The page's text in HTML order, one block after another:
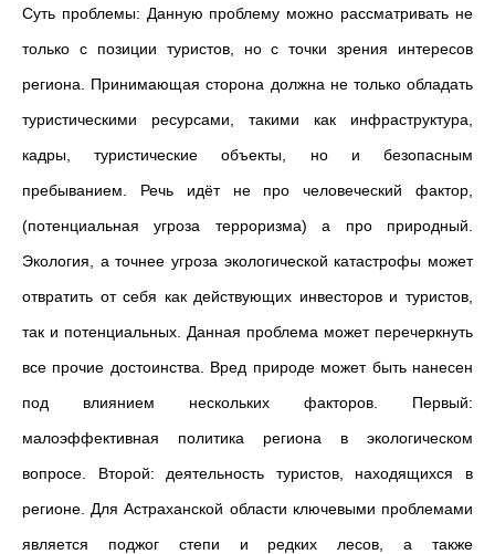
Суть проблемы: Данную проблему можно рассматривать не
только с позиции туристов, но с точки зрения интересов
региона. Принимающая сторона должна не только обладать
туристическими ресурсами, такими как инфраструктура,
кадры, туристические объекты, но и безопасным
пребыванием. Речь идёт не про человеческий фактор,
(потенциальная угроза терроризма) а про природный.
Экология, а точнее угроза экологической катастрофы может
отвратить от себя как действующих инвесторов и туристов,
так и потенциальных. Данная проблема может перечеркнуть
все прочие достоинства. Вред природе может быть нанесен
под влиянием нескольких факторов. Первый:
малоэффективная политика региона в экологическом
вопросе. Второй: деятельность туристов, находящихся в
регионе. Для Астраханской области ключевыми проблемами
является поджог степи и редких лесов, а также